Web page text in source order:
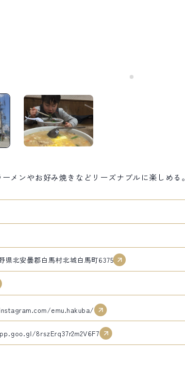
メンやお好み焼きなどリーズナブルに楽しめる。
北安曇郡白馬村北城白馬町6375
emu.hakuba/
8rszErq37r2m2V6F7